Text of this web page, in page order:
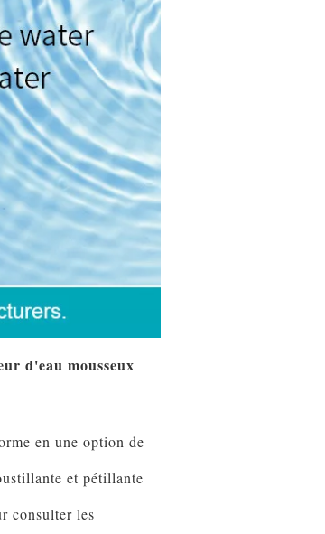
d'eau mousseux
en une option de
et pétillante
consulter les